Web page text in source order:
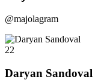
@majolagram
22
Daryan Sandoval